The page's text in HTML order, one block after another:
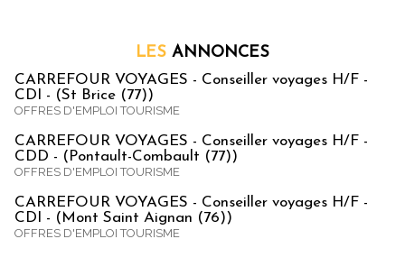
LES ANNONCES
CARREFOUR VOYAGES - Conseiller voyages H/F -
CDI - (St Brice (77))
OFFRES D'EMPLOI TOURISME
CARREFOUR VOYAGES - Conseiller voyages H/F -
CDD - (Pontault-Combault (77))
OFFRES D'EMPLOI TOURISME
CARREFOUR VOYAGES - Conseiller voyages H/F -
CDI - (Mont Saint Aignan (76))
OFFRES D'EMPLOI TOURISME